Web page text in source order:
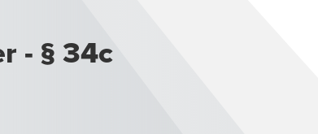
- § 34c